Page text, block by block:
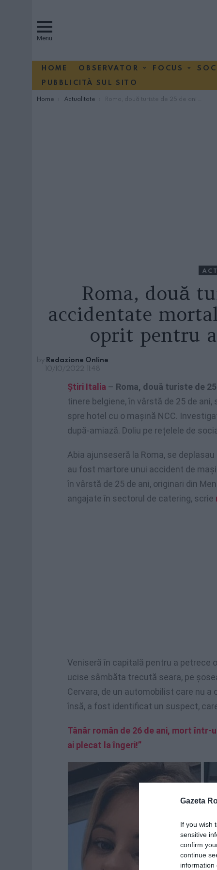
Gazeta
If you wish
sensitive
confirm
continue
information
Menu
HOME OBSERVATOR FOCUS
PUBBLICITÀ SUL SITO
You are here:
Home Actualitate Roma, două turiste de 25 de ani accidentate mortal, șoferul ucigaș nu a oprit pentru a le acorda ajutor
Roma, două
accidentate
oprit pentru
by Redazione Online
10/10/2022, 11:48
Știri Italia – Roma, două turiste de
tinere belgiene, în vârstă de 25 de
spre hotel cu o mașină NCC.
după-amiază. Doliu pe rețelele de
Abia ajunseseră la Roma, se
au fost martore unui accident de
în vârstă de 25 de ani, originari din
angajate în sectorul de catering, scrie
Veniseră în capitală pentru a petrece
ucise sâmbăta trecută seara, pe
Cervara, de un automobilist care nu a
însă, a fost identificat un suspect,
Tânăr român de 26 de ani, mort într-
ai plecat la îngeri!”